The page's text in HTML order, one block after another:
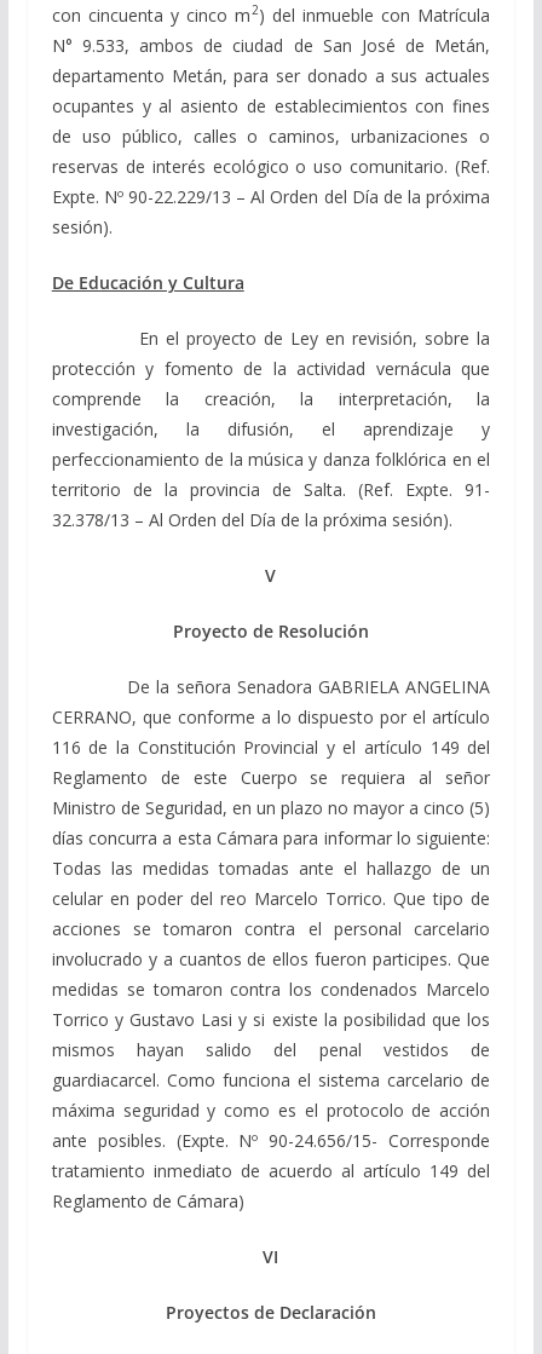
con cincuenta y cinco m2) del inmueble con Matrícula
N° 9.533, ambos de ciudad de San José de Metán,
departamento Metán, para ser donado a sus actuales
ocupantes y al asiento de establecimientos con fines
de uso público, calles o caminos, urbanizaciones o
reservas de interés ecológico o uso comunitario. (Ref.
Expte. Nº 90-22.229/13 – Al Orden del Día de la próxima
sesión).
De Educación y Cultura
En el proyecto de Ley en revisión, sobre la
protección y fomento de la actividad vernácula que
comprende la creación, la interpretación, la
investigación, la difusión, el aprendizaje y
perfeccionamiento de la música y danza folklórica en el
territorio de la provincia de Salta. (Ref. Expte. 91-
32.378/13 – Al Orden del Día de la próxima sesión).
V
Proyecto de Resolución
De la señora Senadora GABRIELA ANGELINA
CERRANO, que conforme a lo dispuesto por el artículo
116 de la Constitución Provincial y el artículo 149 del
Reglamento de este Cuerpo se requiera al señor
Ministro de Seguridad, en un plazo no mayor a cinco (5)
días concurra a esta Cámara para informar lo siguiente:
Todas las medidas tomadas ante el hallazgo de un
celular en poder del reo Marcelo Torrico. Que tipo de
acciones se tomaron contra el personal carcelario
involucrado y a cuantos de ellos fueron participes. Que
medidas se tomaron contra los condenados Marcelo
Torrico y Gustavo Lasi y si existe la posibilidad que los
mismos hayan salido del penal vestidos de
guardiacarcel. Como funciona el sistema carcelario de
máxima seguridad y como es el protocolo de acción
ante posibles. (Expte. Nº 90-24.656/15- Corresponde
tratamiento inmediato de acuerdo al artículo 149 del
Reglamento de Cámara)
VI
Proyectos de Declaración